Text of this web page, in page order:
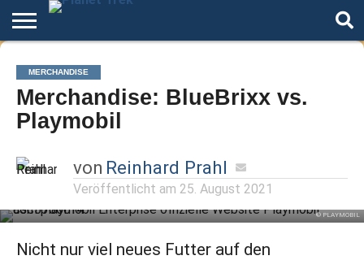
Home
Der
Podcast
Über
Star
Trek
Artikel
Andere
Welten
Autoren
Night
Mode
MERCHANDISE
Merchandise: BlueBrixx vs.
Playmobil
von Reinhard Prahl
Veröffentlicht am 25. August 2021
© PLAYMOBIL
Nicht nur viel neues Futter auf den